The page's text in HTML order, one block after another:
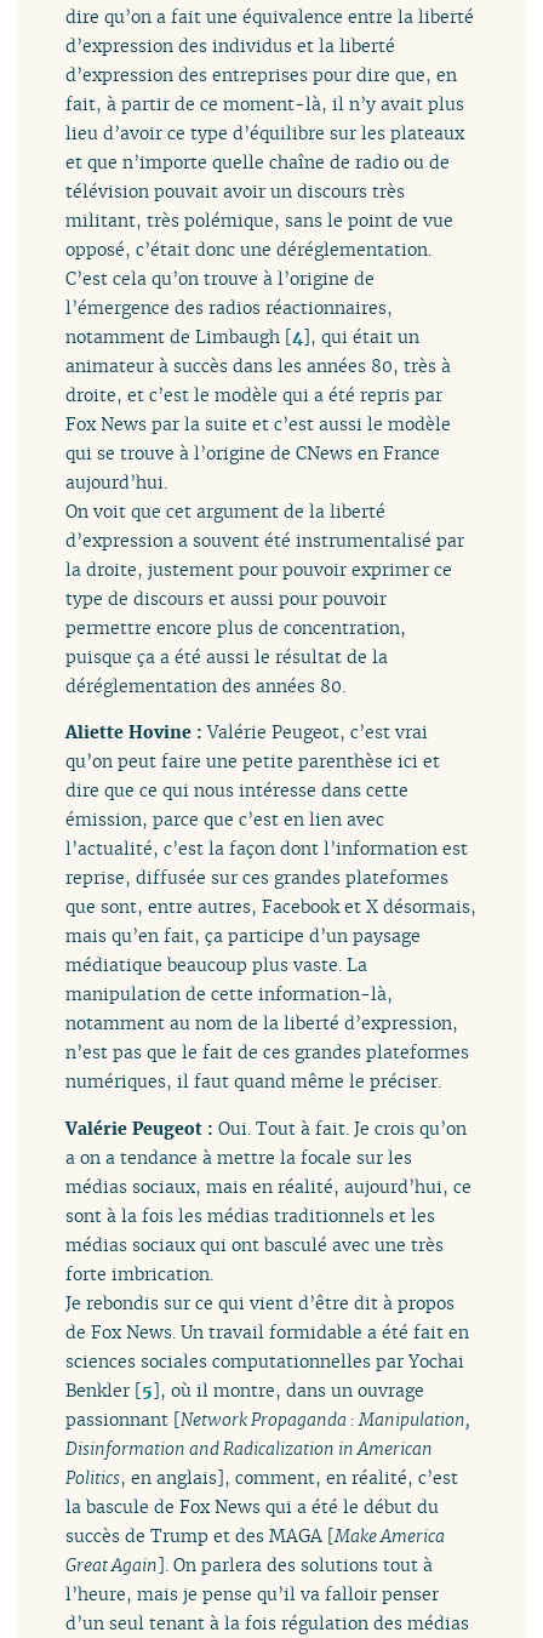
dire qu’on a fait une équivalence entre la liberté
d’expression des individus et la liberté
d’expression des entreprises pour dire que, en
fait, à partir de ce moment-là, il n’y avait plus
lieu d’avoir ce type d’équilibre sur les plateaux
et que n’importe quelle chaîne de radio ou de
télévision pouvait avoir un discours très
militant, très polémique, sans le point de vue
opposé, c’était donc une déréglementation.
C’est cela qu’on trouve à l’origine de
l’émergence des radios réactionnaires,
notamment de Limbaugh [4], qui était un
animateur à succès dans les années 80, très à
droite, et c’est le modèle qui a été repris par
Fox News par la suite et c’est aussi le modèle
qui se trouve à l’origine de CNews en France
aujourd’hui.
On voit que cet argument de la liberté
d’expression a souvent été instrumentalisé par
la droite, justement pour pouvoir exprimer ce
type de discours et aussi pour pouvoir
permettre encore plus de concentration,
puisque ça a été aussi le résultat de la
déréglementation des années 80.
Aliette Hovine :Valérie Peugeot, c’est vrai
qu’on peut faire une petite parenthèse ici et
dire que ce qui nous intéresse dans cette
émission, parce que c’est en lien avec
l’actualité, c’est la façon dont l’information est
reprise, diffusée sur ces grandes plateformes
que sont, entre autres, Facebook et X désormais,
mais qu’en fait, ça participe d’un paysage
médiatique beaucoup plus vaste. La
manipulation de cette information-là,
notamment au nom de la liberté d’expression,
n’est pas que le fait de ces grandes plateformes
numériques, il faut quand même le préciser.
Valérie Peugeot :Oui. Tout à fait. Je crois qu’on
a on a tendance à mettre la focale sur les
médias sociaux, mais en réalité, aujourd’hui, ce
sont à la fois les médias traditionnels et les
médias sociaux qui ont basculé avec une très
forte imbrication.
Je rebondis sur ce qui vient d’être dit à propos
de Fox News. Un travail formidable a été fait en
sciences sociales computationnelles par Yochai
Benkler [5], où il montre, dans un ouvrage
passionnant [Network Propaganda : Manipulation,
Disinformation and Radicalization in American
Politics, en anglais], comment, en réalité, c’est
la bascule de Fox News qui a été le début du
succès de Trump et des MAGA [Make America
Great Again]. On parlera des solutions tout à
l’heure, mais je pense qu’il va falloir penser
d’un seul tenant à la fois régulation des médias